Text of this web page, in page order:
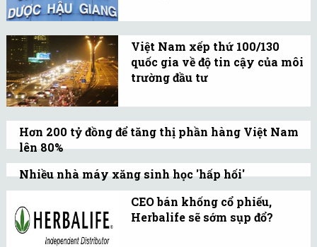
mạng lưới phân phối và
đầu tư Marketing tại thị
trường này.
Việt Nam xếp thứ 100/130
quốc gia về độ tin cậy của môi
trường đầu tư
Hơn 200 tỷ đồng để tăng thị phần hàng Việt Nam
lên 80%
Thủ tướng vừa phê duyệt Đề án phát triển
thị trường trong nước gắn với cuộc vận
động “Người Việt Nam ưu tiên dùng hàng
Việt Nam” giai đoạn 2014 – 2020.
Nhiều nhà máy xăng sinh học 'hấp hối'
Cùng một trụ bơm xăng nhưng khách
chọn đổ xăng RON 92, không chọn xăng
sinh học RON 92 - E5.
CEO bán khống cổ phiếu,
Herbalife sẽ sớm sụp đổ?